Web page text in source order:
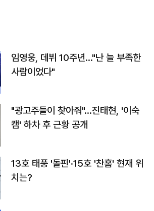
임영웅, 데뷔 10주년…"난 늘 부족한
사람이었다"
"광고주들이 찾아줘"…진태현, '이숙
캠' 하차 후 근황 공개
13호 태풍 '돌핀'·15호 '찬홈' 현재 위
치는?